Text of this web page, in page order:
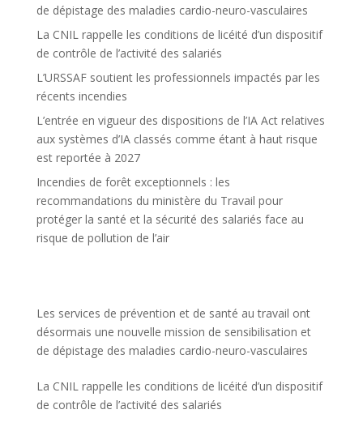
de dépistage des maladies cardio-neuro-vasculaires
La CNIL rappelle les conditions de licéité d’un dispositif
de contrôle de l’activité des salariés
L’URSSAF soutient les professionnels impactés par les
récents incendies
L’entrée en vigueur des dispositions de l’IA Act relatives
aux systèmes d’IA classés comme étant à haut risque
est reportée à 2027
Incendies de forêt exceptionnels : les
recommandations du ministère du Travail pour
protéger la santé et la sécurité des salariés face au
risque de pollution de l’air
Les services de prévention et de santé au travail ont
désormais une nouvelle mission de sensibilisation et
de dépistage des maladies cardio-neuro-vasculaires
La CNIL rappelle les conditions de licéité d’un dispositif
de contrôle de l’activité des salariés